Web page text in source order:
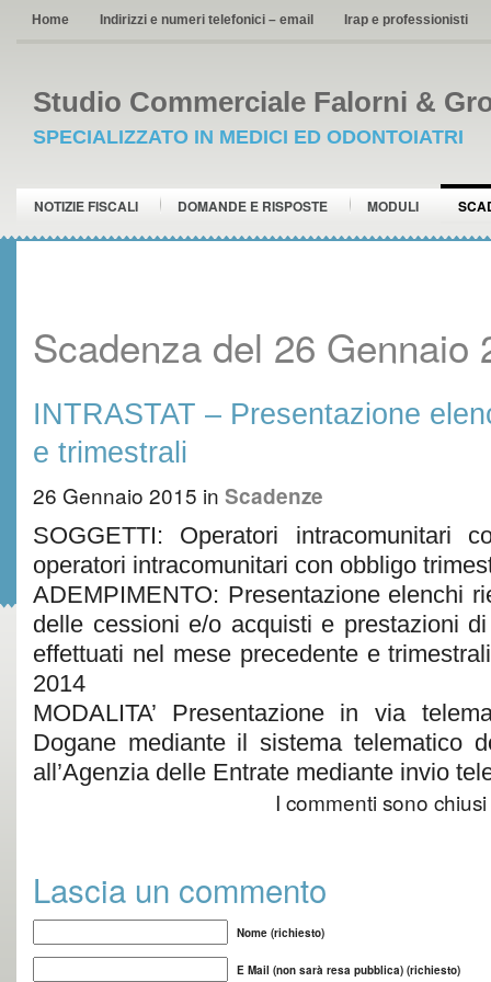
Home Indirizzi e numeri telefonici – email Irap e professionisti
Studio Commerciale Falorni &
SPECIALIZZATO IN MEDICI ED ODONTOIATRI
NOTIZIE FISCALI DOMANDE E RISPOSTE MODULI
Scadenza del 26 Gennaio
INTRASTAT – Presentazione
e trimestrali
26 Gennaio 2015 in Scadenze
SOGGETTI: Operatori intracomunitari
operatori intracomunitari con obbligo
ADEMPIMENTO: Presentazione elenchi
delle cessioni e/o acquisti e prestazioni
effettuati nel mese precedente e
2014
MODALITA’ Presentazione in via
Dogane mediante il sistema telematico
all’Agenzia delle Entrate mediante invio
I commenti sono chiusi
Lascia un commento
Nome (richiesto)
E Mail (non sarà resa pubblica) (richiesto)